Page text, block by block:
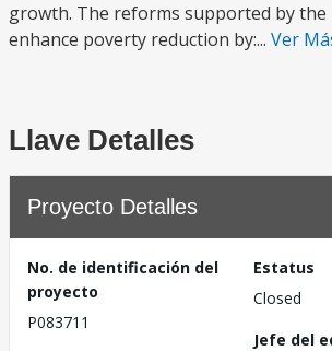
growth. The reforms supported by the
enhance poverty reduction by:... Ver
Llave Detalles
Proyecto Detalles
No. de identificación del
proyecto
P083711
Estatus
Closed
Jefe del